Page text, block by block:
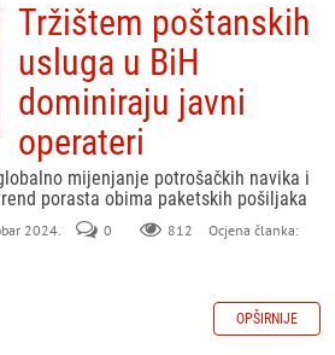
Tržištem poštanskih
usluga u BiH
dominiraju javni
operateri
mijenjanje potrošačkih navika i
porasta obima paketskih pošiljaka
2024. 0 812
Ocjena članka:
OPŠIRNIJE